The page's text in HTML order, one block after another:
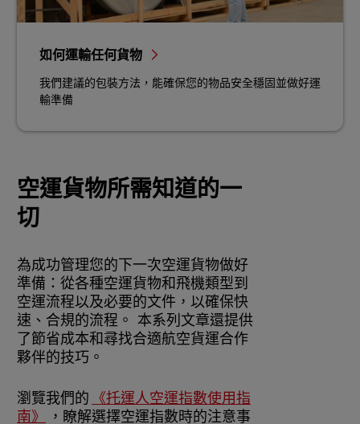
如何運輸任何貨物
我們建議的包裝方法，能確保您的物品安全穩固並做好運
輸準備
空運貨物所需知道的一
切
為成功管理您的下一次空運貨物做好
準備：從各種空運貨物和飛機類型到
空運流程以及必要的文件，以確保快
速、合規的流程。 本系列文章還提供
了節省成本和尋找合適航空貨運合作
夥伴的技巧。
瀏覽我們的 《托運人空運指數使用指
南》
，瞭解選擇空運指數時的注意事